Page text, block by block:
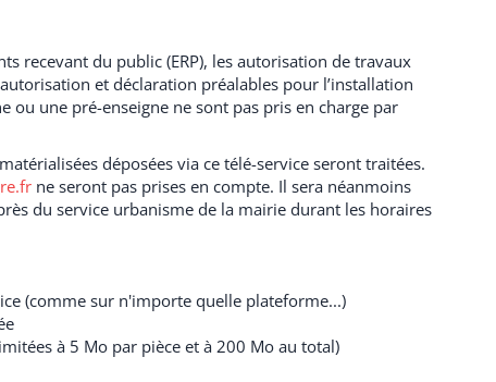
recevant du public (ERP), les autorisation de travaux
et déclaration préalables pour l’installation
une pré-enseigne ne sont pas pris en charge par
déposées via ce télé-service seront traitées.
ne seront pas prises en compte. Il sera néanmoins
du service urbanisme de la mairie durant les horaires
(comme sur n'importe quelle plateforme...)
à 5 Mo par pièce et à 200 Mo au total)